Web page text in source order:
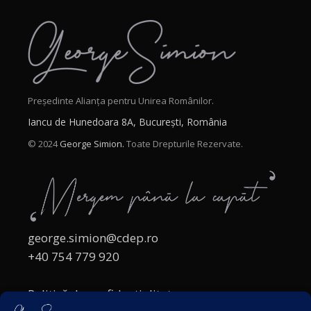
Președinte Alianța pentru Unirea Românilor.
Iancu de Hunedoara 8A, București, România
© 2024George Simion. Toate Drepturile Rezervate.
george.simion@cdep.ro
+40 754 779 920
Politică de confidențialitate